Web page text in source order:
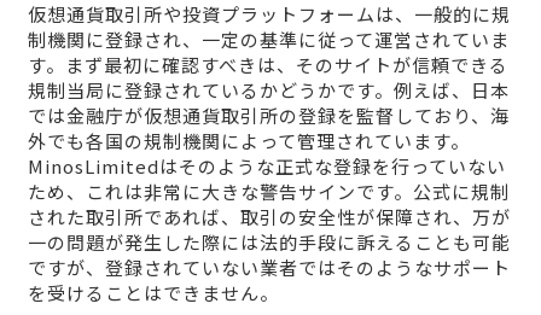
仮想通貨取引所や投資プラットフォームは、一般的に規
制機関に登録され、一定の基準に従って運営されていま
す。まず最初に確認すべきは、そのサイトが信頼できる
規制当局に登録されているかどうかです。例えば、日本
では金融庁が仮想通貨取引所の登録を監督しており、海
外でも各国の規制機関によって管理されています。
MinosLimitedはそのような正式な登録を行っていない
ため、これは非常に大きな警告サインです。公式に規制
された取引所であれば、取引の安全性が保障され、万が
一の問題が発生した際には法的手段に訴えることも可能
ですが、登録されていない業者ではそのようなサポート
を受けることはできません。